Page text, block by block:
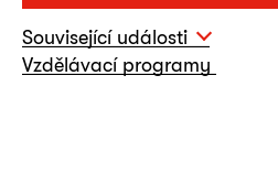
Související události
Vzdělávací programy